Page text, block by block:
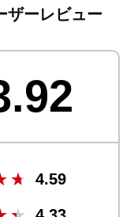
ザーレビュー
4.59